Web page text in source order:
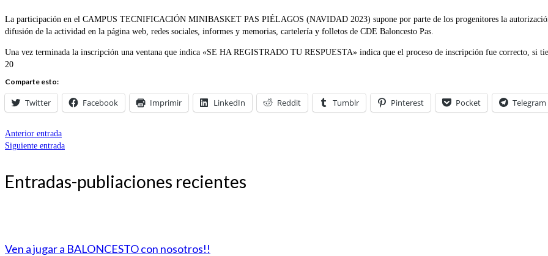
La participación en el CAMPUS TECNIFICACIÓN MINIBASKET PAS PIÉLAGOS (NAVIDAD 2023) supone por parte de los progenitores la
difusión de la actividad en la página web, redes sociales, informes y memorias, cartelería y folletos de CDE Baloncesto Pas.
Una vez terminada la inscripción una ventana que indica «SE HA REGISTRADO TU RESPUESTA» indica que el proceso de inscripción fue correcto, si
20
Comparte esto:
Twitter Facebook Imprimir LinkedIn Reddit Tumblr Pinterest Pocket Telegram
Anterior entrada
Siguiente entrada
Entradas-publiaciones recientes
Ven a jugar a BALONCESTO con nosotros!!